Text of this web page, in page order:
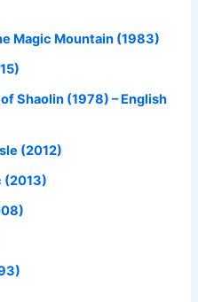
Magic Mountain (1983)
Shaolin (1978) – English
(2012)
(2013)